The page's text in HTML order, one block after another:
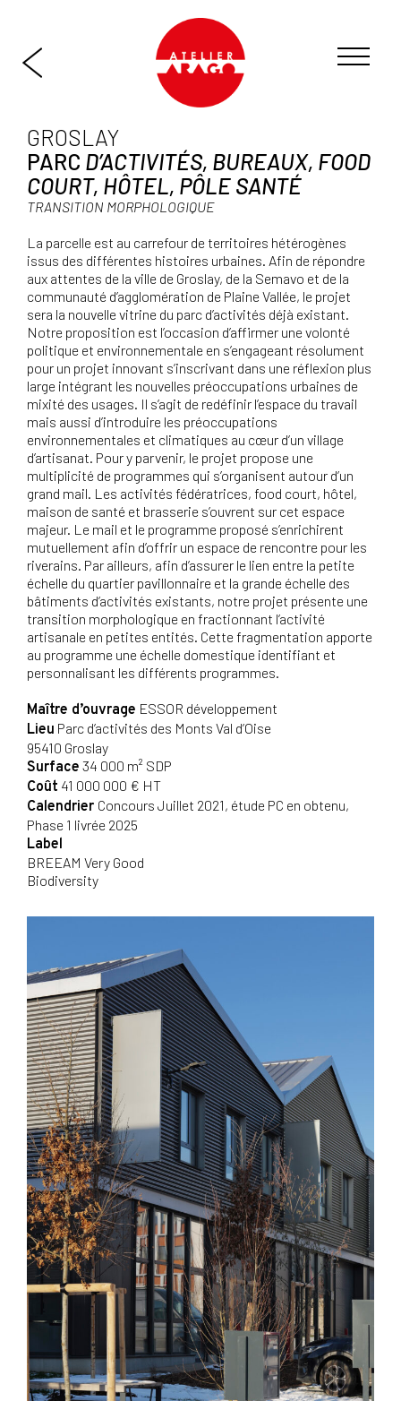
GROSLAY
PARC D’ACTIVITÉS, BUREAUX, FOOD
COURT, HÔTEL, PÔLE SANTÉ
TRANSITION MORPHOLOGIQUE
La parcelle est au carrefour de territoires hétérogènes
issus des différentes histoires urbaines. Afin de répondre
aux attentes de la ville de Groslay, de la Semavo et de la
communauté d’agglomération de Plaine Vallée, le projet
sera la nouvelle vitrine du parc d’activités déjà existant.
Notre proposition est l’occasion d’affirmer une volonté
politique et environnementale en s’engageant résolument
pour un projet innovant s’inscrivant dans une réflexion plus
large intégrant les nouvelles préoccupations urbaines de
mixité des usages. Il s’agit de redéfinir l’espace du travail
mais aussi d’introduire les préoccupations
environnementales et climatiques au cœur d’un village
d’artisanat. Pour y parvenir, le projet propose une
multiplicité de programmes qui s’organisent autour d’un
grand mail. Les activités fédératrices, food court, hôtel,
maison de santé et brasserie s’ouvrent sur cet espace
majeur. Le mail et le programme proposé s’enrichirent
mutuellement afin d’offrir un espace de rencontre pour les
riverains. Par ailleurs, afin d’assurer le lien entre la petite
échelle du quartier pavillonnaire et la grande échelle des
bâtiments d’activités existants, notre projet présente une
transition morphologique en fractionnant l’activité
artisanale en petites entités. Cette fragmentation apporte
au programme une échelle domestique identifiant et
personnalisant les différents programmes.
Maître d’ouvrage ESSOR développement
Lieu Parc d’activités des Monts Val d’Oise
95410 Groslay
Surface 34 000 m² SDP
Coût 41 000 000 € HT
Calendrier Concours Juillet 2021, étude PC en obtenu,
Phase 1 livrée 2025
Label
BREEAM Very Good
Biodiversity